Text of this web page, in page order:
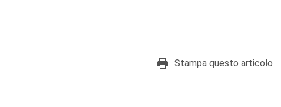
Stampa questo articolo